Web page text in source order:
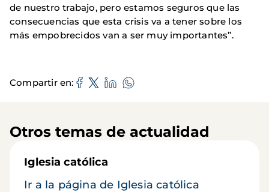
de nuestro trabajo, pero estamos seguros que las
consecuencias que esta crisis va a tener sobre los
más empobrecidos van a ser muy importantes”.
Compartir en
Otros temas de actualidad
Iglesia católica
Ir a la página de Iglesia católica